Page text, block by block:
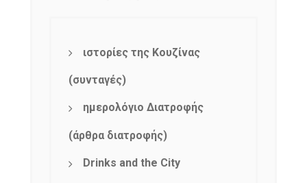
ιστορίες της Κουζίνας
(συνταγές)
ημερολόγιο Διατροφής
(άρθρα διατροφής)
Drinks and the City